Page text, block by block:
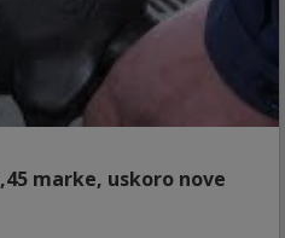
marke, uskoro nove